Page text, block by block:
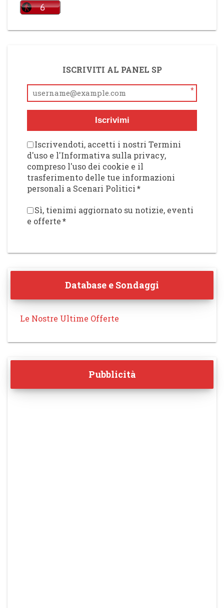
ISCRIVITI AL PANEL SP
*
Iscrivimi
Iscrivendoti, accetti i nostri Termini
d'uso e l'Informativa sulla privacy,
compreso l'uso dei cookie e il
trasferimento delle tue informazioni
personali a Scenari Politici*
Sì, tienimi aggiornato su notizie, eventi
e offerte*
Database e Sondaggi
Le Nostre Ultime Offerte
Pubblicità